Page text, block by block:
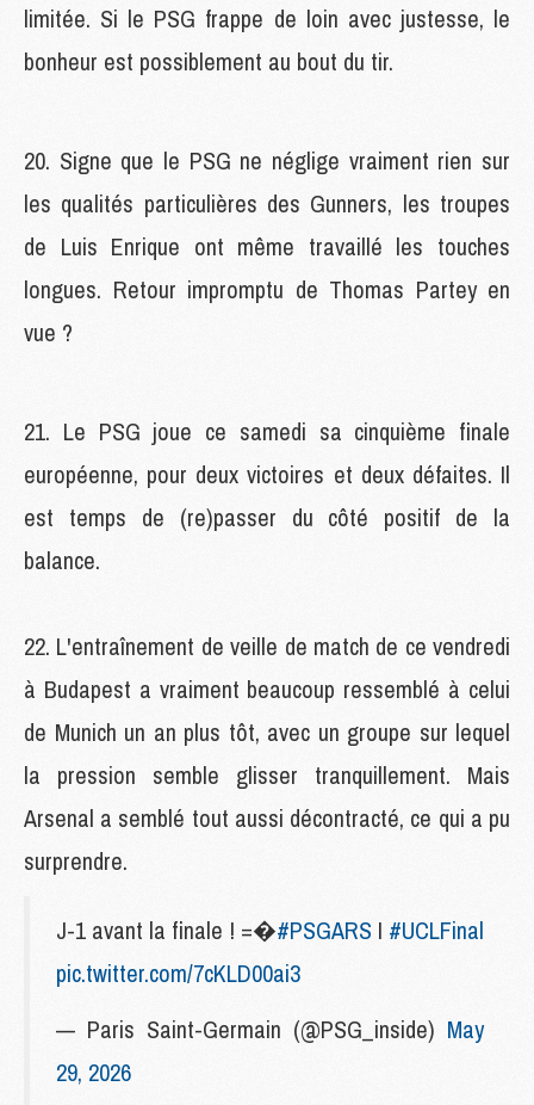
limitée. Si le PSG frappe de loin avec justesse, le
bonheur est possiblement au bout du tir.
20. Signe que le PSG ne néglige vraiment rien sur
les qualités particulières des Gunners, les troupes
de Luis Enrique ont même travaillé les touches
longues. Retour impromptu de Thomas Partey en
vue ?
21. Le PSG joue ce samedi sa cinquième finale
européenne, pour deux victoires et deux défaites. Il
est temps de (re)passer du côté positif de la
balance.
22. L'entraînement de veille de match de ce vendredi
à Budapest a vraiment beaucoup ressemblé à celui
de Munich un an plus tôt, avec un groupe sur lequel
la pression semble glisser tranquillement. Mais
Arsenal a semblé tout aussi décontracté, ce qui a pu
surprendre.
J-1 avant la finale ! =�#PSGARS I #UCLFinal
pic.twitter.com/7cKLD00ai3
— Paris Saint-Germain (@PSG_inside) May
29, 2026